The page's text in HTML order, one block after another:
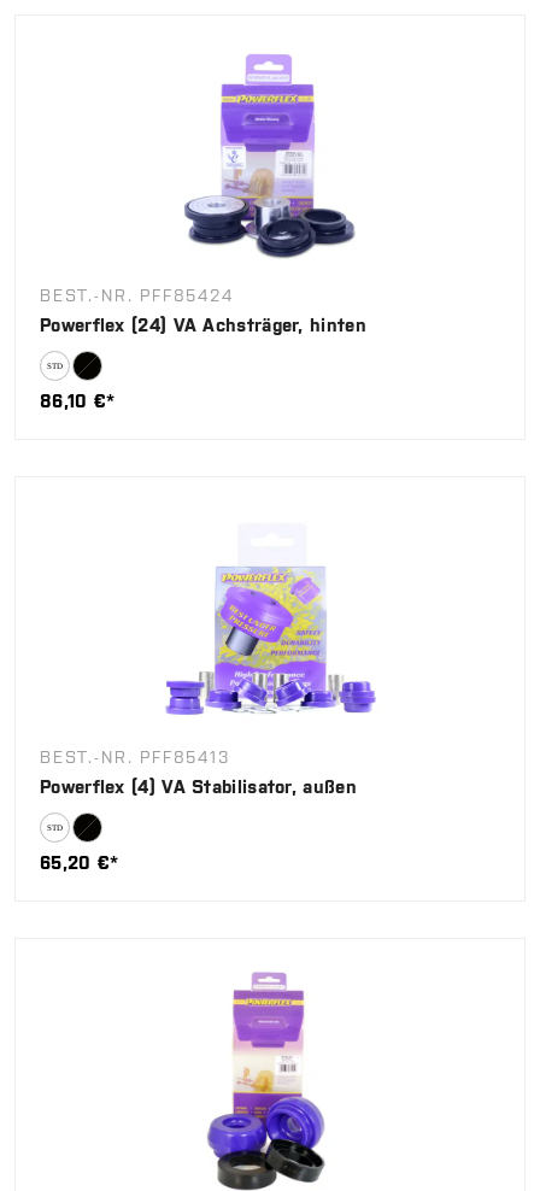
BEST.-NR. PFF85424
Powerflex (24) VA Achsträger, hinten
86,10 €*
BEST.-NR. PFF85413
Powerflex (4) VA Stabilisator, außen
65,20 €*